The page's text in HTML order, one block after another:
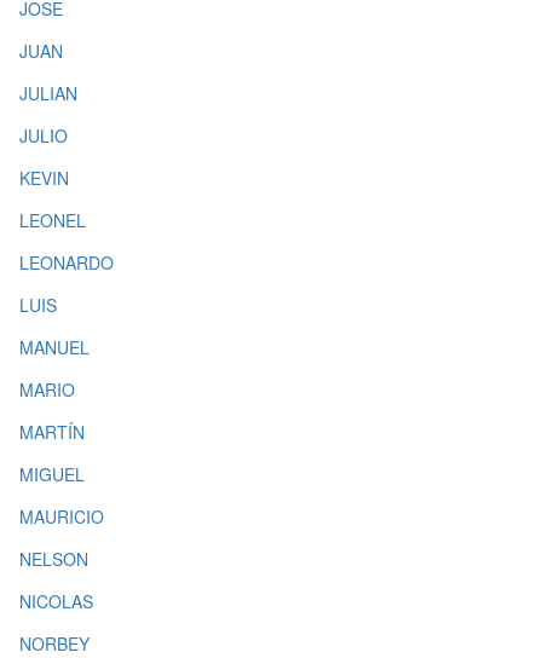
JOSE
JUAN
JULIAN
JULIO
KEVIN
LEONEL
LEONARDO
LUIS
MANUEL
MARIO
MARTÍN
MIGUEL
MAURICIO
NELSON
NICOLAS
NORBEY